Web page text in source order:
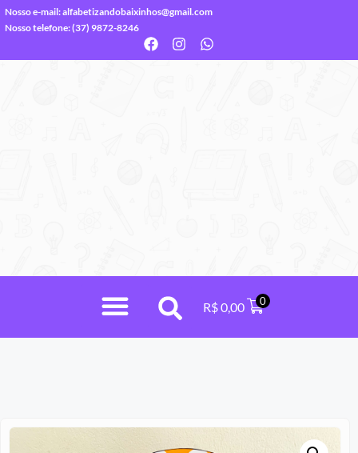
Nosso e-mail:alfabetizandobaixinhos@gmail.com
Nosso telefone: (37) 9872-8246
R$0,00 0